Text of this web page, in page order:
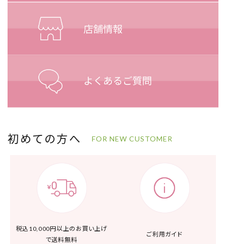
初めての方へ FOR NEW CUSTOMER
税込10,000円以上の お買い上げ
で送料無料
ご利用ガイド